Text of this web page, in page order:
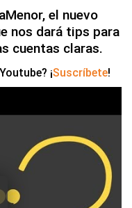
el nuevo
nos dará tips para
cuentas claras.
¡Suscríbete!